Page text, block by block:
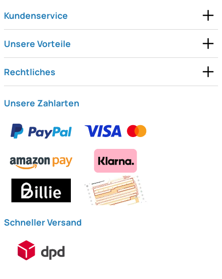
Kundenservice
Unsere Vorteile
Rechtliches
Unsere Zahlarten
Schneller Versand